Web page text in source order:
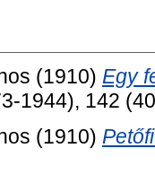
(1910) Egy
1944), 142
(1910)